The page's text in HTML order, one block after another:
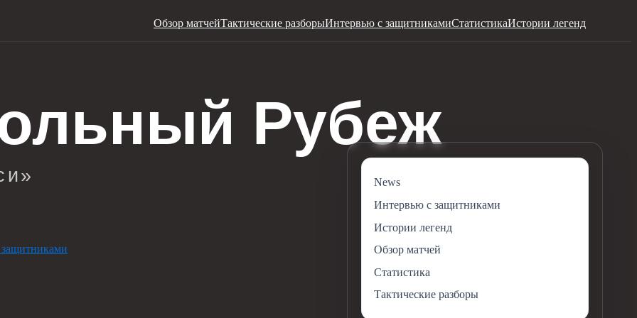
Обзор матчейТактические разборыИнтервью с защитникамиСтатистикаИстории легенд
News
Интервью с защитниками
Истории легенд
Обзор матчей
Статистика
Тактические разборы